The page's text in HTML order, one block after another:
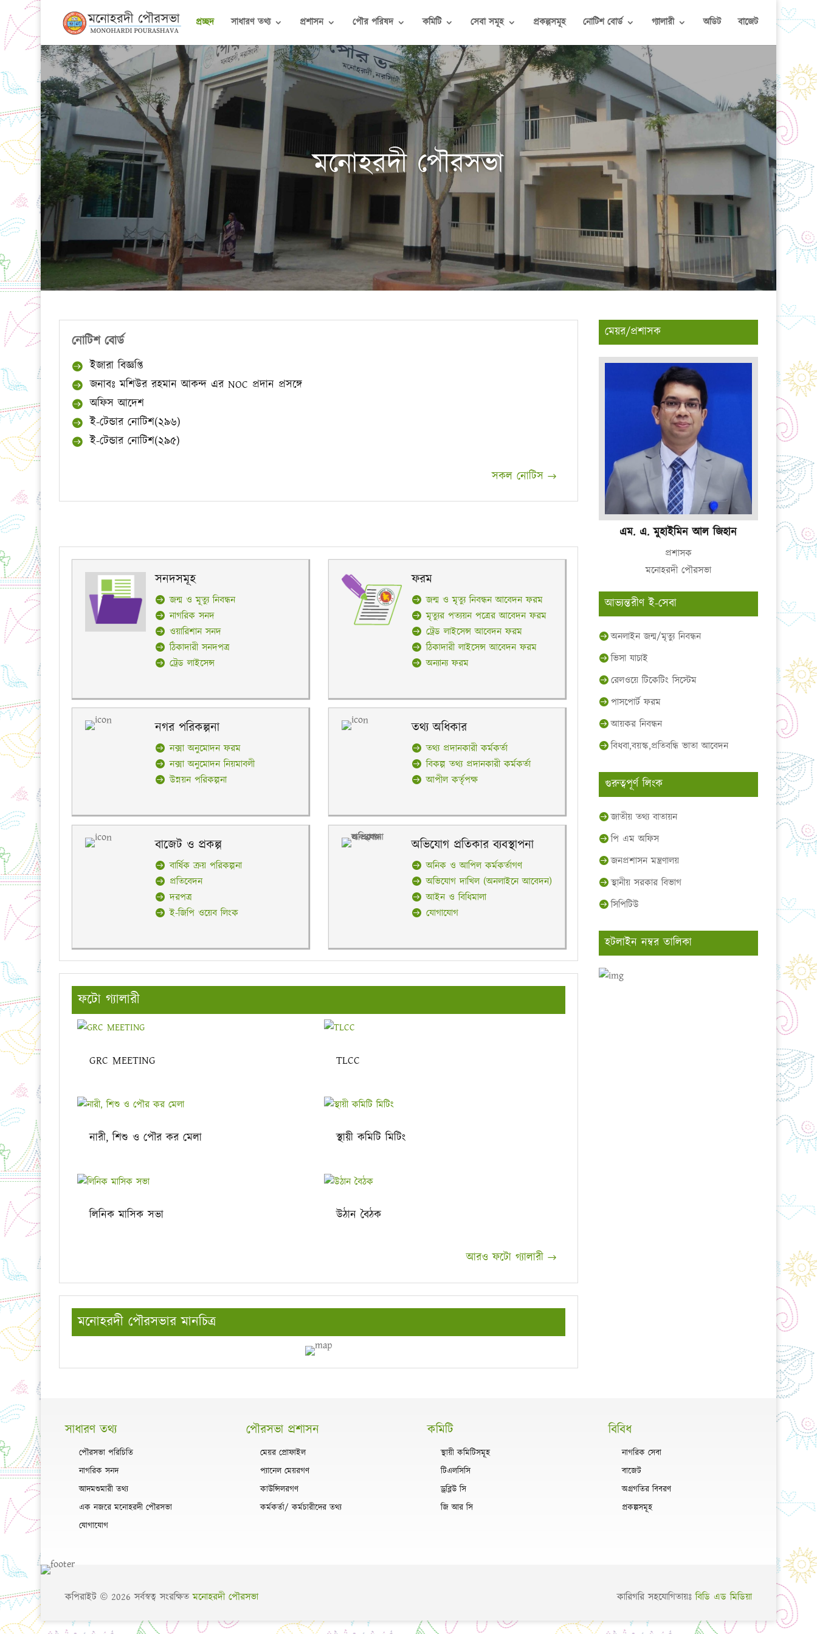
প্রচ্ছদ সাধারণ তথ্য প্রশাসন পৌর পরিষদ কমিটি সেবা সমূহ প্রকল্পসমূহ নোটিশ বোর্ড গ্যালারী অডিট বাজেট
মনোহরদী পৌরসভা
নোটিশ বোর্ড
ইজারা বিজ্ঞপ্তি
জনাবঃ মশিউর রহমান আকন্দ এর NOC প্রদান প্রসঙ্গে
অফিস আদেশ
ই-টেন্ডার নোটিশ(২৯৬)
ই-টেন্ডার নোটিশ(২৯৫)
সকল নোটিস
সনদসমূহ
জন্ম ও মূত্যু নিবন্ধন
নাগরিক সনদ
ওয়ারিশান সনদ
ঠিকাদারী সনদপত্র
ট্রেড লাইসেন্স
নগর পরিকল্পনা
নক্সা অনুমোদন ফরম
নক্সা অনুমোদন নিয়মাবলী
উন্নয়ন পরিকল্পনা
বাজেট ও প্রকল্প
বার্ষিক ক্রয় পরিকল্পনা
প্রতিবেদন
দরপত্র
ই-জিপি ওয়েব লিংক
ফরম
জন্ম ও মৃত্যু নিবন্ধন আবেদন ফরম
মৃত্যুর পত্যয়ন পত্রের আবেদন ফরম
ট্রেড লাইসেন্স আবেদন ফরম
ঠিকাদারী লাইসেন্স আবেদন ফরম
অন্যান্য ফরম
তথ্য অধিকার
তথ্য প্রদানকারী কর্মকর্তা
বিকল্প তথ্য প্রদানকারী কর্মকর্তা
আপীল কর্তৃপক্ষ
অভিযোগ প্রতিকার ব্যবস্থাপনা
অনিক ও আপিল কর্মকর্তাগণ
অভিযোগ দাখিল (অনলাইনে আবেদন)
আইন ও বিধিমালা
যোগাযোগ
ফটো গ্যালারী
GRC MEETING
নারী, শিশু ও পৌর কর মেলা
লিনিক মাসিক সভা
TLCC
স্থায়ী কমিটি মিটিং
উঠান বৈঠক
আরও ফটো গ্যালারী
মনোহরদী পৌরসভার মানচিত্র
মেয়র/প্রশাসক
এম. এ. মুহাইমিন আল জিহান
প্রশাসক
মনোহরদী পৌরসভা
আভ্যন্তরীণ ই-সেবা
অনলাইন জন্ম/মৃত্যু নিবন্ধন
ভিসা যাচাই
রেলওয়ে টিকেটিং সিস্টেম
পাসপোর্ট ফরম
আয়কর নিবন্ধন
বিধবা,বয়স্ক,প্রতিবন্ধি ভাতা আবেদন
গুরুত্বপূর্ণ লিংক
জাতীয় তথ্য বাতায়ন
পি এম অফিস
জনপ্রশাসন মন্ত্রণালয়
স্থানীয় সরকার বিভাগ
সিপিটিউ
হটলাইন নম্বর তালিকা
সাধারণ তথ্য
পৌরসভা পরিচিতি
নাগরিক সনদ
আদমশুমারী তথ্য
এক নজরে মনোহরদী পৌরসভা
যোগাযোগ
পৌরসভা প্রশাসন
মেয়র প্রোফাইল
প্যানেল মেয়রগণ
কাউন্সিলরগণ
কর্মকর্তা/ কর্মচারীদের তথ্য
কমিটি
স্থায়ী কমিটিসমূহ
টিএলসিসি
ড্রব্লিউ সি
জি আর সি
বিবিধ
নাগরিক সেবা
বাজেট
অগ্রগতির বিবরণ
প্রকল্পসমূহ
কপিরাইট © 2026 সর্বস্বত্ব সংরক্ষিতমনোহরদী পৌরসভা কারিগরি সহযোগিতায়ঃবিডি এড মিডিয়া